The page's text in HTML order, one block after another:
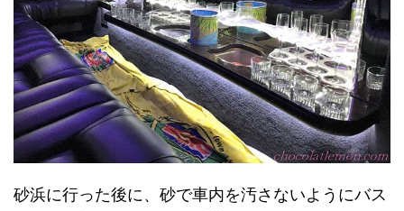
砂浜に行った後に、砂で車内を汚さないようにバス